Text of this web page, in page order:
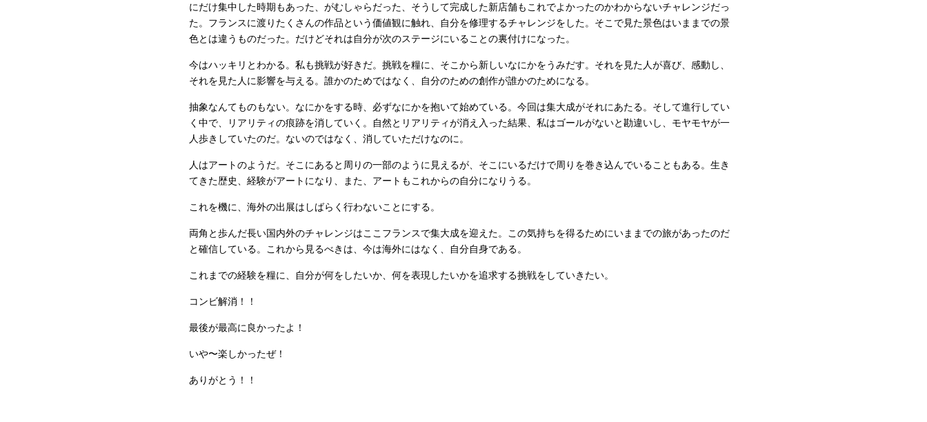
にだけ集中した時期もあった、がむしゃらだった、そうして完成した新店舗もこれでよかったのかわからないチャレンジだっ
た。フランスに渡りたくさんの作品という価値観に触れ、自分を修理するチャレンジをした。そこで見た景色はいままでの景
色とは違うものだった。だけどそれは自分が次のステージにいることの裏付けになった。
今はハッキリとわかる。私も挑戦が好きだ。挑戦を糧に、そこから新しいなにかをうみだす。それを見た人が喜び、感動し、
それを見た人に影響を与える。誰かのためではなく、自分のための創作が誰かのためになる。
抽象なんてものもない。なにかをする時、必ずなにかを抱いて始めている。今回は集大成がそれにあたる。そして進行してい
く中で、リアリティの痕跡を消していく。自然とリアリティが消え入った結果、私はゴールがないと勘違いし、モヤモヤが一
人歩きしていたのだ。ないのではなく、消していただけなのに。
人はアートのようだ。そこにあると周りの一部のように見えるが、そこにいるだけで周りを巻き込んでいることもある。生き
てきた歴史、経験がアートになり、また、アートもこれからの自分になりうる。
これを機に、海外の出展はしばらく行わないことにする。
両角と歩んだ長い国内外のチャレンジはここフランスで集大成を迎えた。この気持ちを得るためにいままでの旅があったのだ
と確信している。これから見るべきは、今は海外にはなく、自分自身である。
これまでの経験を糧に、自分が何をしたいか、何を表現したいかを追求する挑戦をしていきたい。
コンビ解消！！
最後が最高に良かったよ！
いや〜楽しかったぜ！
ありがとう！！